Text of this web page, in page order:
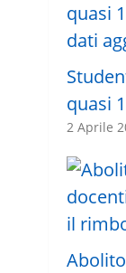
quasi
2 Aprile